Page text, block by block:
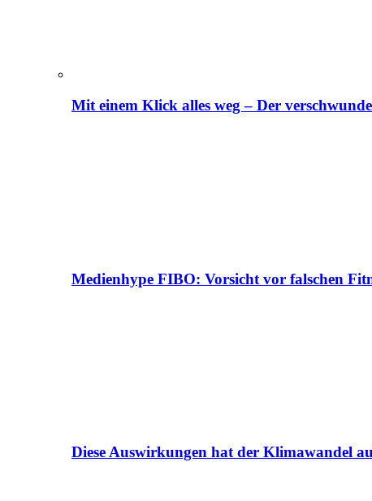
Mit einem Klick alles weg – Der
Medienhype FIBO: Vorsicht vor falschen
Diese Auswirkungen hat der Klimawandel